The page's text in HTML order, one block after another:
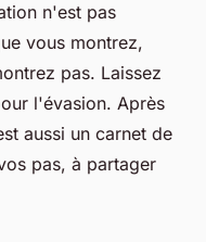
n'est pas
vous montrez,
pas. Laissez
l'évasion. Après
aussi un carnet de
pas, à partager